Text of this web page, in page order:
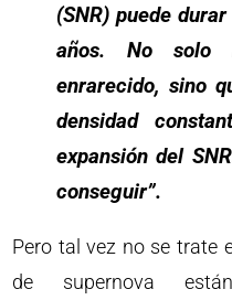
(SNR) puede
años. No solo
enrarecido, sino
densidad
expansión del
conseguir”.
Pero tal vez no se trate
de supernova